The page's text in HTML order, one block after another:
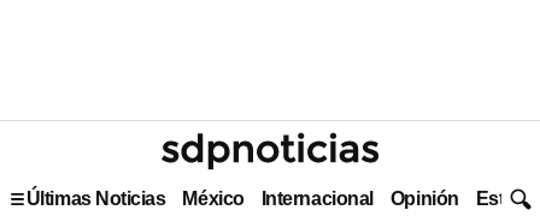
Últimas Noticias México Internacional Opinión Estilo